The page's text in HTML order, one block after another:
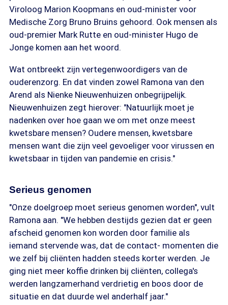
Viroloog Marion Koopmans en oud-minister voor
Medische Zorg Bruno Bruins gehoord. Ook mensen als
oud-premier Mark Rutte en oud-minister Hugo de
Jonge komen aan het woord.
Wat ontbreekt zijn vertegenwoordigers van de
ouderenzorg. En dat vinden zowel Ramona van den
Arend als Nienke Nieuwenhuizen onbegrijpelijk.
Nieuwenhuizen zegt hierover: "Natuurlijk moet je
nadenken over hoe gaan we om met onze meest
kwetsbare mensen? Oudere mensen, kwetsbare
mensen want die zijn veel gevoeliger voor virussen en
kwetsbaar in tijden van pandemie en crisis."
Serieus genomen
"Onze doelgroep moet serieus genomen worden", vult
Ramona aan. "We hebben destijds gezien dat er geen
afscheid genomen kon worden door familie als
iemand stervende was, dat de contact- momenten die
we zelf bij cliënten hadden steeds korter werden. Je
ging niet meer koffie drinken bij cliënten, collega's
werden langzamerhand verdrietig en boos door de
situatie en dat duurde wel anderhalf jaar."